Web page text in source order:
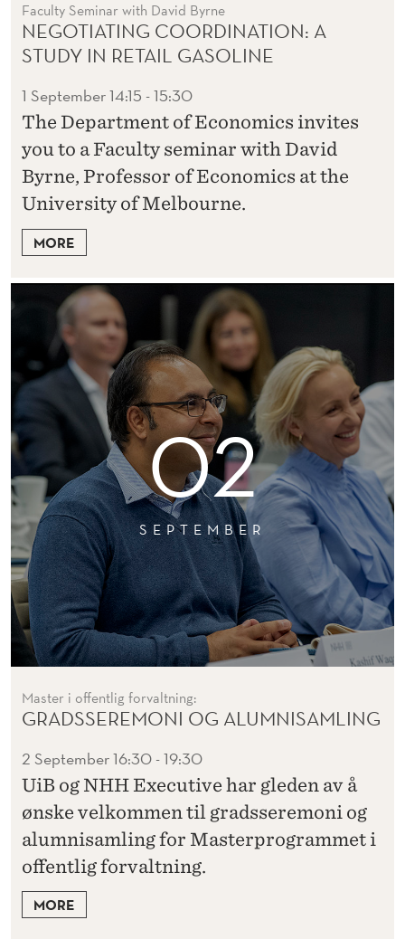
Faculty Seminar with David Byrne
NEGOTIATING COORDINATION: A
STUDY IN RETAIL GASOLINE
1 September14:15 - 15:30
The Department of Economics invites
you to a Faculty seminar with David
Byrne, Professor of Economics at the
University of Melbourne.
MORE
02
SEPTEMBER
Master i offentlig forvaltning:
GRADSSEREMONI OG ALUMNISAMLING
2 September16:30 - 19:30
UiB og NHH Executive har gleden av å
ønske velkommen til gradsseremoni og
alumnisamling for Masterprogrammet i
offentlig forvaltning.
MORE